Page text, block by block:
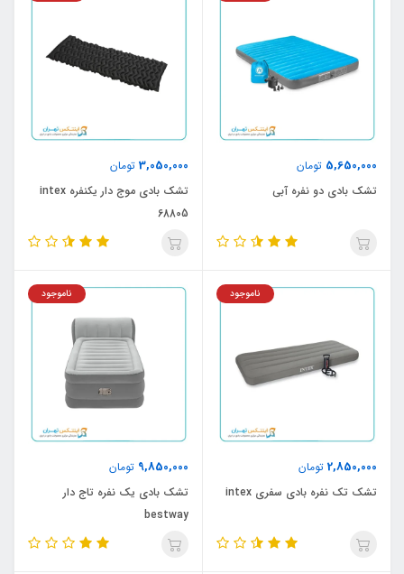
5,650,000 تومان
تشک بادی دو نفره آبی
3,050,000 تومان
تشک بادی موج دار یکنفره intex
68805
2,850,000 تومان
ناموجود
تشک تک نفره بادی سفری intex
9,850,000 تومان
ناموجود
تشک بادی یک نفره تاج دار
bestway